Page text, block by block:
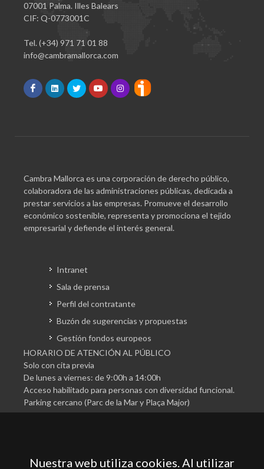
07001 Palma. Illes Balears
CIF: Q-0773001C
Tel. (+34) 971 71 01 88
info@cambramallorca.com
Cambra Mallorca es una corporación de derecho público,
colaboradora de las administraciones públicas, dedicada a
prestar servicios a las empresas. Promueve el desarrollo
económico sostenible, representa y promociona el tejido
empresarial y defiende el interés general.
Intranet
Sala de prensa
Perfil del contratante
Buzón de sugerencias y propuestas
Gestión fondos europeos
HORARIO DE ATENCIÓN AL PÚBLICO
Solo con cita previa
De lunes a viernes: de 9:00h a 14:00h
Acceso habilitado para personas con diversidad funcional.
Parking cercano (Parc de la Mar y Plaça Major)
Nuestra web utiliza cookies. Al utilizar